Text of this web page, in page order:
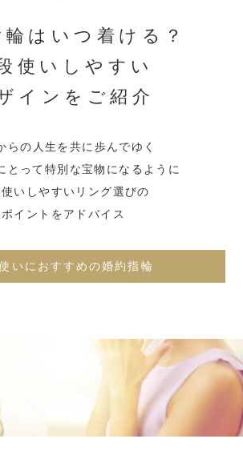
はいつ着ける？
使いしやすい
インをご紹介
らの人生を共に歩んでゆく
とって 特別な宝物になるように
いしやすいリング選びの
ポイントをアドバイス
いにおすすめの婚約指輪